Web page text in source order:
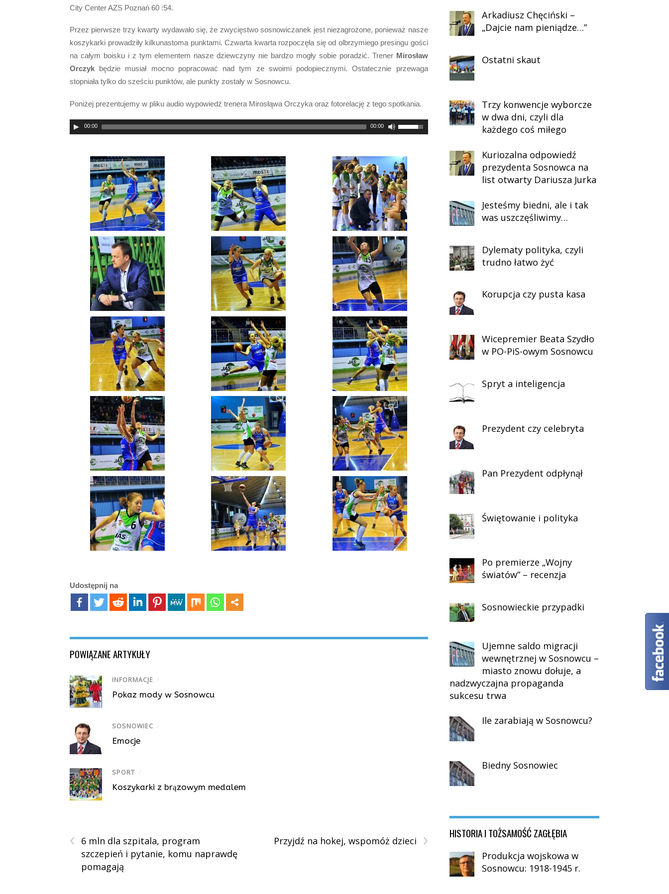
City Center AZS Poznań 60 :54.
Przez pierwsze trzy kwarty wydawało się, że zwycięstwo sosnowiczanek jest niezagrożone, ponieważ nasze
koszykarki prowadziły kilkunastoma punktami. Czwarta kwarta rozpoczęła się od olbrzymiego presingu gości
na całym boisku i z tym elementem nasze dziewczyny nie bardzo mogły sobie poradzić. Trener Mirosław
Orczyk będzie musiał mocno popracować nad tym ze swoimi podopiecznymi. Ostatecznie przewaga
stopniała tylko do sześciu punktów, ale punkty zostały w Sosnowcu.
Poniżej prezentujemy w pliku audio wypowiedź trenera Mirosłąwa Orczyka oraz fotorelację z tego spotkania.
00:00 00:00
Udostępnij na
POWIĄZANE ARTYKUŁY
INFORMACJE /
Pokaz mody w Sosnowcu
SOSNOWIEC /
Emocje
SPORT /
Koszykarki z brązowym medalem
‹
6 mln dla szpitala, program
szczepień i pytanie, komu naprawdę
pomagają
›
Przyjdź na hokej, wspomóż dzieci
Arkadiusz Chęciński –
„Dajcie nam pieniądze…”
Ostatni skaut
Trzy konwencje wyborcze
w dwa dni, czyli dla
każdego coś miłego
Kuriozalna odpowiedź
prezydenta Sosnowca na
list otwarty Dariusza Jurka
Jesteśmy biedni, ale i tak
was uszczęśliwimy…
Dylematy polityka, czyli
trudno łatwo żyć
Korupcja czy pusta kasa
Wicepremier Beata Szydło
w PO-PiS-owym Sosnowcu
Spryt a inteligencja
Prezydent czy celebryta
Pan Prezydent odpłynął
Świętowanie i polityka
Po premierze „Wojny
światów” – recenzja
Sosnowieckie przypadki
Ujemne saldo migracji
wewnętrznej w Sosnowcu –
miasto znowu dołuje, a
nadzwyczajna propaganda
sukcesu trwa
Ile zarabiają w Sosnowcu?
Biedny Sosnowiec
HISTORIA I TOŻSAMOŚĆ ZAGŁĘBIA
Produkcja wojskowa w
Sosnowcu: 1918-1945 r.